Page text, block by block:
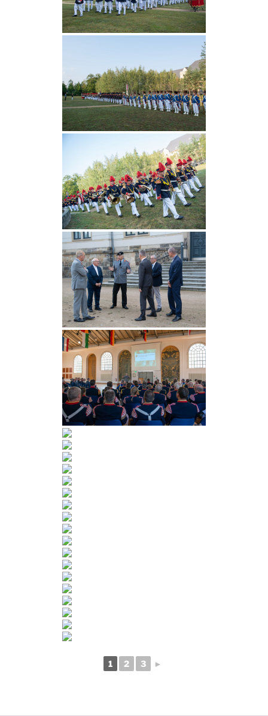
1 2 3 ►